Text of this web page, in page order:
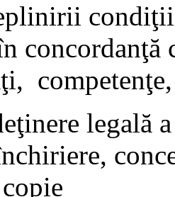
concordanţă
legală